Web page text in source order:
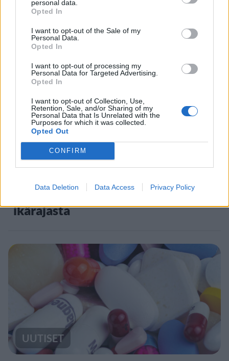
personal data.
Opted In
I want to opt-out of the Sale of my
Personal Data.
Opted In
I want to opt-out of processing my
Personal Data for Targeted Advertising.
Opted In
I want to opt-out of Collection, Use,
Retention, Sale, and/or Sharing of my
Personal Data that Is Unrelated with the
Purposes for which it was collected.
Opted Out
CONFIRM
Data Deletion Data Access Privacy Policy
Normaalin jäähyväiset – ylilyönti
kuitenkin tyrmistytti
5
UUTISET
Leskeneläke ei kuulu kaikille –
Kela muistuttaa tärkeästä
ikärajasta
UUTISET